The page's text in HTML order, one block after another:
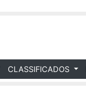
CLASSIFICADOS